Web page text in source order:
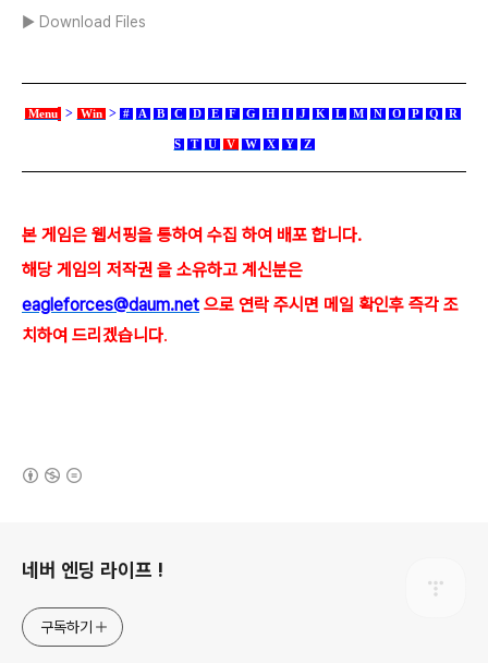
▶ Download Files
Menu > Win > # A B C D E F G H I J K L M N O P Q R
S T U V W X Y Z
본 게임은 웹서핑을 통하여 수집 하여 배포 합니다.
해당 게임의 저작권 을 소유하고 계신분은
eagleforces@daum.net 으로 연락 주시면 메일 확인후 즉각 조
치하여 드리겠습니다.
네버 엔딩 라이프 !
구독하기